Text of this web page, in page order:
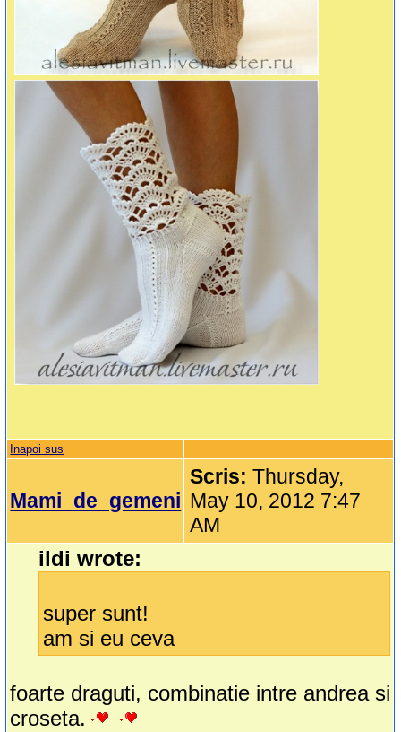
Inapoi sus
Mami_de_gemeni
Scris:Thursday,
May 10, 2012 7:47
AM
ildi wrote:
super sunt!
am si eu ceva
foarte draguti, combinatie intre andrea si
croseta.